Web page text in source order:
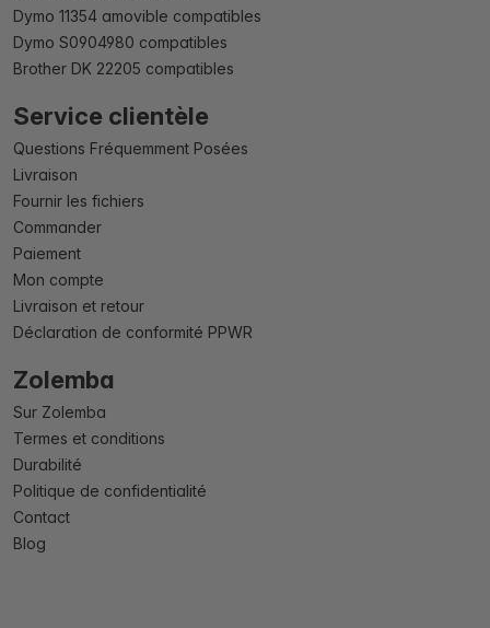
Dymo 11354 amovible compatibles
Dymo S0904980 compatibles
Brother DK 22205 compatibles
Service clientèle
Questions Fréquemment Posées
Livraison
Fournir les fichiers
Commander
Paiement
Mon compte
Livraison et retour
Déclaration de conformité PPWR
Zolemba
Sur Zolemba
Termes et conditions
Durabilité
Politique de confidentialité
Contact
Blog